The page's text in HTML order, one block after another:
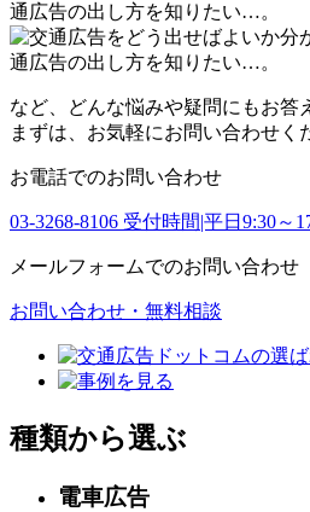
など、どんな悩みや疑問にもお答
まずは、お気軽にお問い合わせく
お電話でのお問い合わせ
03-3268-8106 受付時間|平日9:30～
メールフォームでのお問い合わせ
お問い合わせ・無料相談
種類から選ぶ
電車広告